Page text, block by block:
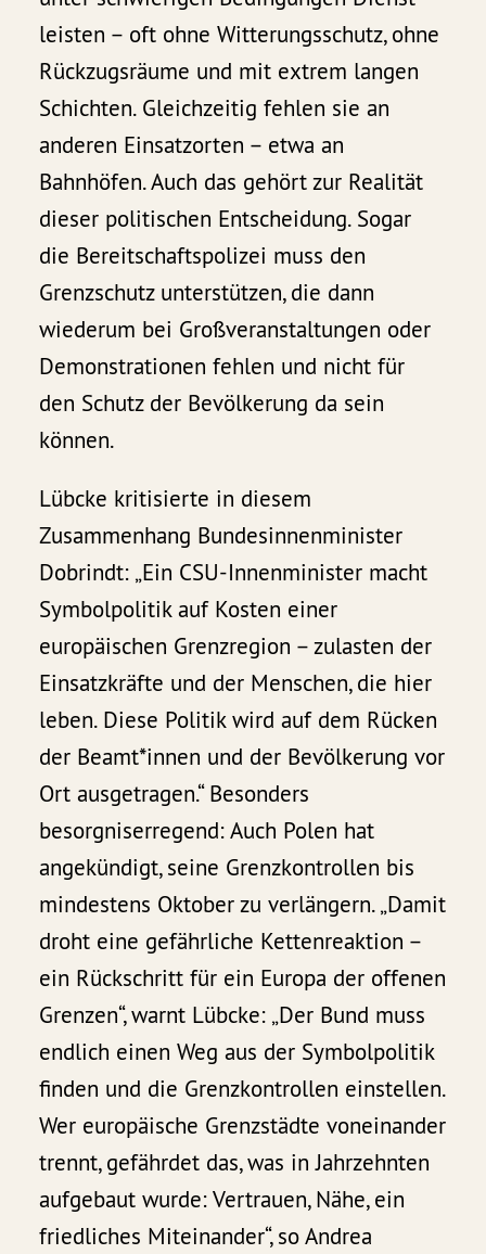
leisten – oft ohne Witterungsschutz, ohne
Rückzugsräume und mit extrem langen
Schichten. Gleichzeitig fehlen sie an
anderen Einsatzorten – etwa an
Bahnhöfen. Auch das gehört zur Realität
dieser politischen Entscheidung. Sogar
die Bereitschaftspolizei muss den
Grenzschutz unterstützen, die dann
wiederum bei Großveranstaltungen oder
Demonstrationen fehlen und nicht für
den Schutz der Bevölkerung da sein
können.
Lübcke kritisierte in diesem
Zusammenhang Bundesinnenminister
Dobrindt: „Ein CSU-Innenminister macht
Symbolpolitik auf Kosten einer
europäischen Grenzregion – zulasten der
Einsatzkräfte und der Menschen, die hier
leben. Diese Politik wird auf dem Rücken
der Beamt*innen und der Bevölkerung vor
Ort ausgetragen.“ Besonders
besorgniserregend: Auch Polen hat
angekündigt, seine Grenzkontrollen bis
mindestens Oktober zu verlängern. „Damit
droht eine gefährliche Kettenreaktion –
ein Rückschritt für ein Europa der offenen
Grenzen“, warnt Lübcke: „Der Bund muss
endlich einen Weg aus der Symbolpolitik
finden und die Grenzkontrollen einstellen.
Wer europäische Grenzstädte voneinander
trennt, gefährdet das, was in Jahrzehnten
aufgebaut wurde: Vertrauen, Nähe, ein
friedliches Miteinander“, so Andrea